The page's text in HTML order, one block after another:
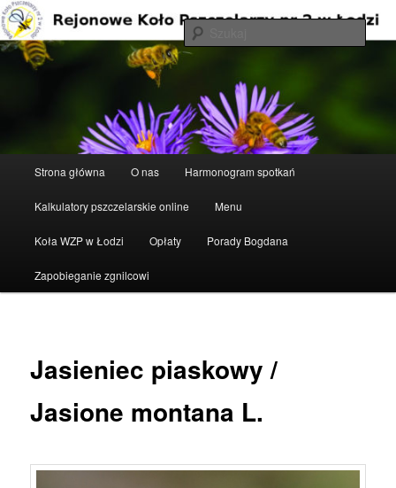
Przeskocz
do
tekstu
Rejonowe Koło Pszczelarzy nr 2 w
Strona główna O nas Harmonogram spotkań
Kalkulatory pszczelarskie online Menu
Koła WZP w Łodzi Opłaty Porady Bogdana
Zapobieganie zgnilcowi
Jasieniec piaskowy /
Jasione montana L.